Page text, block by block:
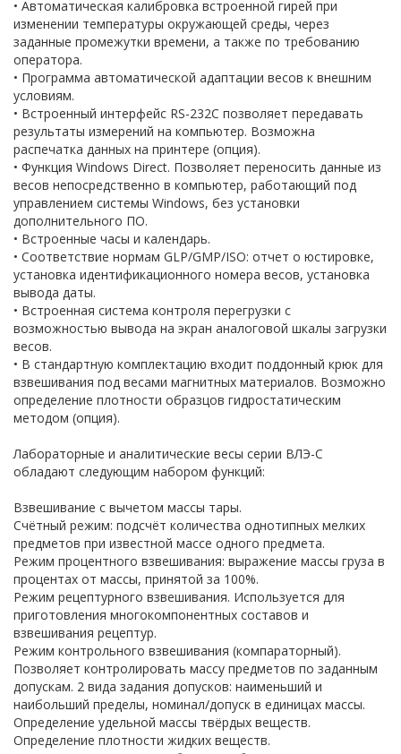
• Автоматическая калибровка встроенной гирей при
изменении температуры окружающей среды, через
заданные промежутки времени, а также по требованию
оператора.
• Программа автоматической адаптации весов к внешним
условиям.
• Встроенный интерфейс RS-232C позволяет передавать
результаты измерений на компьютер. Возможна
распечатка данных на принтере (опция).
• Функция Windows Direct. Позволяет переносить данные из
весов непосредственно в компьютер, работающий под
управлением системы Windows, без установки
дополнительного ПО.
• Встроенные часы и календарь.
• Соответствие нормам GLP/GMP/ISO: отчет о юстировке,
установка идентификационного номера весов, установка
вывода даты.
• Встроенная система контроля перегрузки с
возможностью вывода на экран аналоговой шкалы загрузки
весов.
• В стандартную комплектацию входит поддонный крюк для
взвешивания под весами магнитных материалов. Возможно
определение плотности образцов гидростатическим
методом (опция).
Лабораторные и аналитические весы серии ВЛЭ-С
обладают следующим набором функций:
Взвешивание с вычетом массы тары.
Счётный режим: подсчёт количества однотипных мелких
предметов при известной массе одного предмета.
Режим процентного взвешивания: выражение массы груза в
процентах от массы, принятой за 100%.
Режим рецептурного взвешивания. Используется для
приготовления многокомпонентных составов и
взвешивания рецептур.
Режим контрольного взвешивания (компараторный).
Позволяет контролировать массу предметов по заданным
допускам. 2 вида задания допусков: наименьший и
наибольший пределы, номинал/допуск в единицах массы.
Определение удельной массы твёрдых веществ.
Определение плотности жидких веществ.